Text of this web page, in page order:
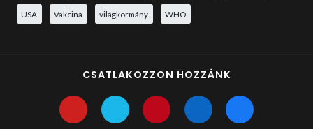
USA Vakcina világkormány WHO
CSATLAKOZZON HOZZÁNK